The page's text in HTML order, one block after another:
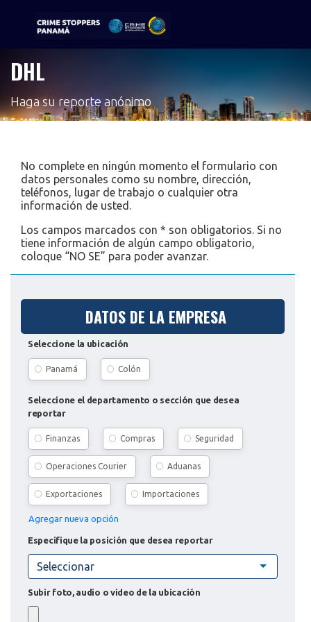
Sigue tu pista
DHL
Haga su reporte anónimo
No complete en ningún momento el formulario con
datos personales como su nombre, dirección,
teléfonos, lugar de trabajo o cualquier otra
información de usted.
Los campos marcados con * son obligatorios. Si no
tiene información de algún campo obligatorio,
coloque “NO SE” para poder avanzar.
DATOS DE LA EMPRESA
Seleccione la ubicación
Panamá Colón
Seleccione el departamento o sección que desea
reportar
Finanzas Compras Seguridad
Operaciones Courier Aduanas
Exportaciones Importaciones
Agregar nueva opción
Especifique la posición que desea reportar
Seleccionar
Subir foto, audio o video de la ubicación